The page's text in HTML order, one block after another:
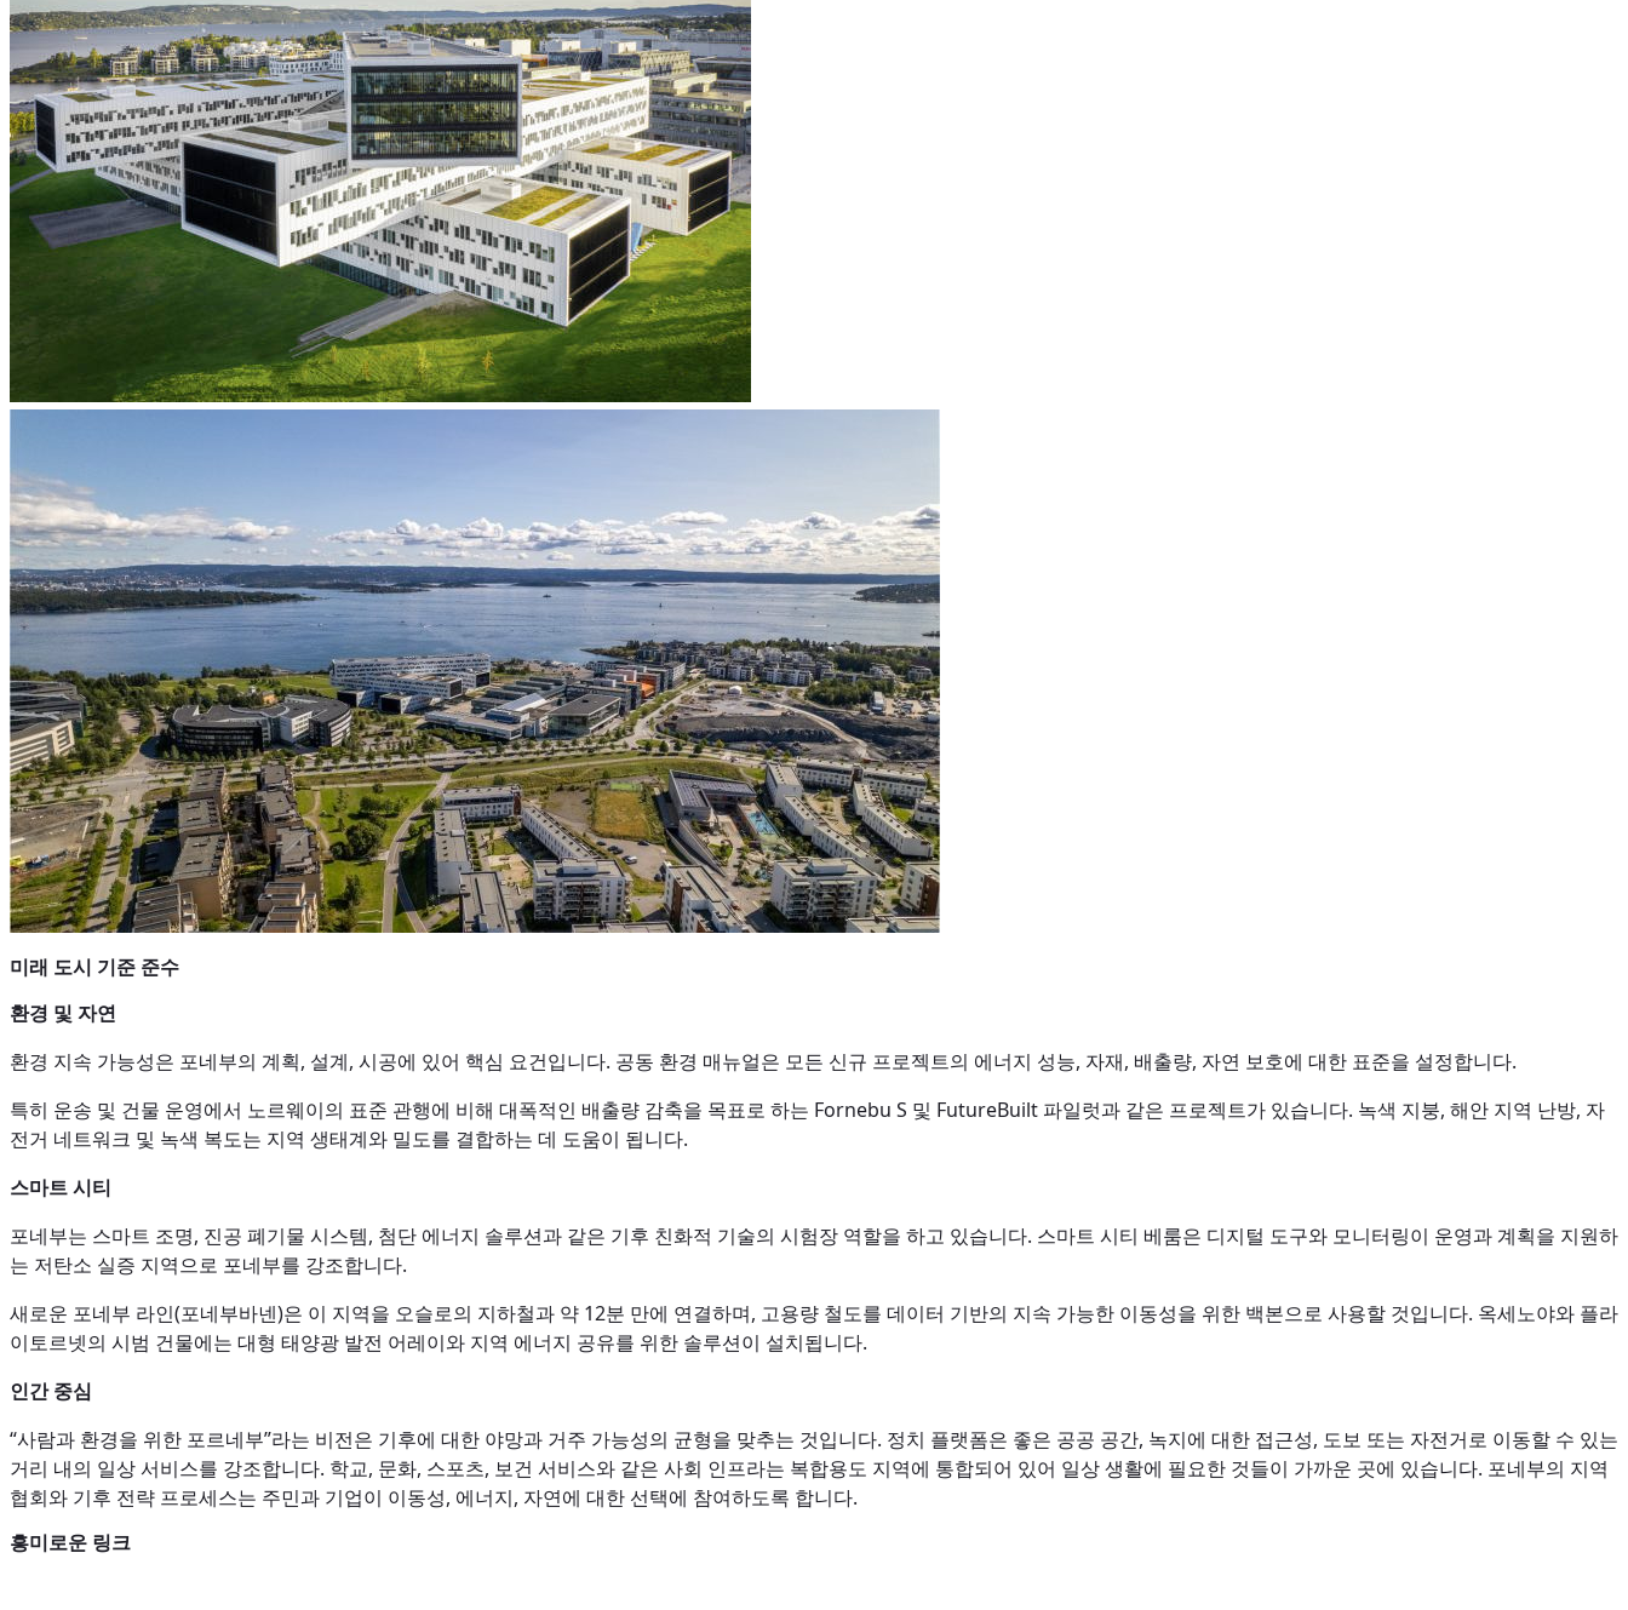
미래 도시 기준 준수
환경 및 자연
환경 지속 가능성은 포네부의 계획, 설계, 시공에 있어 핵심 요건입니다. 공동 환경 매뉴얼은 모든 신규 프로젝트의 에너지 성능, 자재, 배출량, 자연 보호에 대한 표준을 설정합니다.
특히 운송 및 건물 운영에서 노르웨이의 표준 관행에 비해 대폭적인 배출량 감축을 목표로 하는 Fornebu S 및 FutureBuilt 파일럿과 같은 프로젝트가 있습니다. 녹색 지붕, 해안 지역 난방, 자
전거 네트워크 및 녹색 복도는 지역 생태계와 밀도를 결합하는 데 도움이 됩니다.
스마트 시티
포네부는 스마트 조명, 진공 폐기물 시스템, 첨단 에너지 솔루션과 같은 기후 친화적 기술의 시험장 역할을 하고 있습니다. 스마트 시티 베룸은 디지털 도구와 모니터링이 운영과 계획을 지원하
는 저탄소 실증 지역으로 포네부를 강조합니다.
새로운 포네부 라인(포네부바넨)은 이 지역을 오슬로의 지하철과 약 12분 만에 연결하며, 고용량 철도를 데이터 기반의 지속 가능한 이동성을 위한 백본으로 사용할 것입니다. 옥세노야와 플라
이토르넷의 시범 건물에는 대형 태양광 발전 어레이와 지역 에너지 공유를 위한 솔루션이 설치됩니다.
인간 중심
“사람과 환경을 위한 포르네부”라는 비전은 기후에 대한 야망과 거주 가능성의 균형을 맞추는 것입니다. 정치 플랫폼은 좋은 공공 공간, 녹지에 대한 접근성, 도보 또는 자전거로 이동할 수 있는
거리 내의 일상 서비스를 강조합니다. 학교, 문화, 스포츠, 보건 서비스와 같은 사회 인프라는 복합용도 지역에 통합되어 있어 일상 생활에 필요한 것들이 가까운 곳에 있습니다. 포네부의 지역
협회와 기후 전략 프로세스는 주민과 기업이 이동성, 에너지, 자연에 대한 선택에 참여하도록 합니다.
흥미로운 링크